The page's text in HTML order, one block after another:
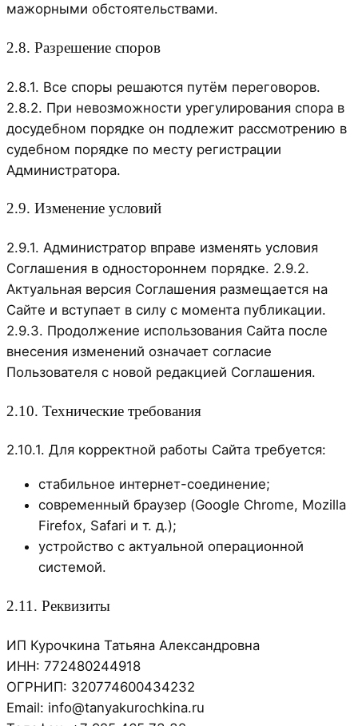
мажорными обстоятельствами.
2.8. Разрешение споров
2.8.1. Все споры решаются путём переговоров.
2.8.2. При невозможности урегулирования спора в
досудебном порядке он подлежит рассмотрению в
судебном порядке по месту регистрации
Администратора.
2.9. Изменение условий
2.9.1. Администратор вправе изменять условия
Соглашения в одностороннем порядке. 2.9.2.
Актуальная версия Соглашения размещается на
Сайте и вступает в силу с момента публикации.
2.9.3. Продолжение использования Сайта после
внесения изменений означает согласие
Пользователя с новой редакцией Соглашения.
2.10. Технические требования
2.10.1. Для корректной работы Сайта требуется:
стабильное интернет-соединение;
современный браузер (Google Chrome, Mozilla
Firefox, Safari и т. д.);
устройство с актуальной операционной
системой.
2.11. Реквизиты
ИП Курочкина Татьяна Александровна
ИНН: 772480244918
ОГРНИП: 320774600434232
Email: info@tanyakurochkina.ru